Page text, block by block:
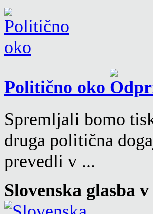
Politično oko
Spremljali bomo
druga politična
prevedli v ...
Slovenska glasba